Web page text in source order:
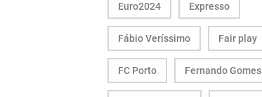
Euro2024 Expresso
Fábio Veríssimo Fair play
FC Porto Fernando Gomes